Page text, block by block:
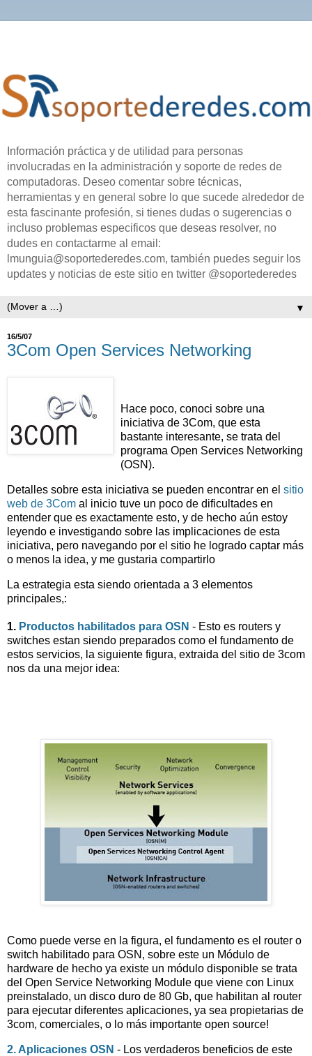
Información práctica y de utilidad para personas
involucradas en la administración y soporte de redes de
computadoras. Deseo comentar sobre técnicas,
herramientas y en general sobre lo que sucede alrededor de
esta fascinante profesión, si tienes dudas o sugerencias o
incluso problemas especificos que deseas resolver, no
dudes en contactarme al email:
lmunguia@soportederedes.com, también puedes seguir los
updates y noticias de este sitio en twitter @soportederedes
▼
16/5/07
3Com Open Services Networking
Hace poco, conoci sobre una
iniciativa de 3Com, que esta
bastante interesante, se trata del
programa Open Services Networking
(OSN).
Detalles sobre esta iniciativa se pueden encontrar en el sitio
web de 3Com al inicio tuve un poco de dificultades en
entender que es exactamente esto, y de hecho aún estoy
leyendo e investigando sobre las implicaciones de esta
iniciativa, pero navegando por el sitio he logrado captar más
o menos la idea, y me gustaria compartirlo
La estrategia esta siendo orientada a 3 elementos
principales,:
1. Productos habilitados para OSN - Esto es routers y
switches estan siendo preparados como el fundamento de
estos servicios, la siguiente figura, extraida del sitio de 3com
nos da una mejor idea:
Como puede verse en la figura, el fundamento es el router o
switch habilitado para OSN, sobre este un Módulo de
hardware de hecho ya existe un módulo disponible se trata
del Open Service Networking Module que viene con Linux
preinstalado, un disco duro de 80 Gb, que habilitan al router
para ejecutar diferentes aplicaciones, ya sea propietarias de
3com, comerciales, o lo más importante open source!
2. Aplicaciones OSN - Los verdaderos beneficios de este